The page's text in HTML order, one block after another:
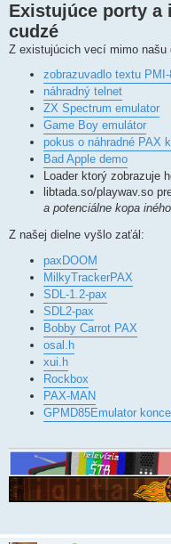
Existujúce porty a
cudzé
Z existujúcich vecí mimo našu
zobrazuvadlo textu PMI-
náhradný telnet
ZX Spectrum emulator
Game Boy emulátor
pokus o náhradné PAX
Bad Apple demo
Loader ktorý zobrazuje
libtada.so/playwav.so
a potenciálne kopa
Z našej dielne vyšlo zaťál:
paxDOOM
MilkyTrackerPAX
SDL-1.2-pax
SDL2-pax
Bobby Carrot PAX
osal.h
xui.h
Rockbox
PAX-MAN
GPMD85Emulator